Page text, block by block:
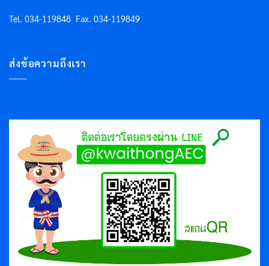
Tel. 034-119848 Fax. 034-119849
ส่งข้อความถึงเรา